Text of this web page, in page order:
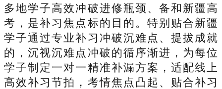
多地学子高效冲破进修瓶颈、备和新疆高
考，是补习焦点标的目的。特别贴合新疆
学子通过专业补习冲破沉难点、提拔成就
的，沉视沉难点冲破的循序渐进，为每位
学子制定一对一精准补漏方案，适配线上
高效补习节拍，考情焦点凸起、贴合补习